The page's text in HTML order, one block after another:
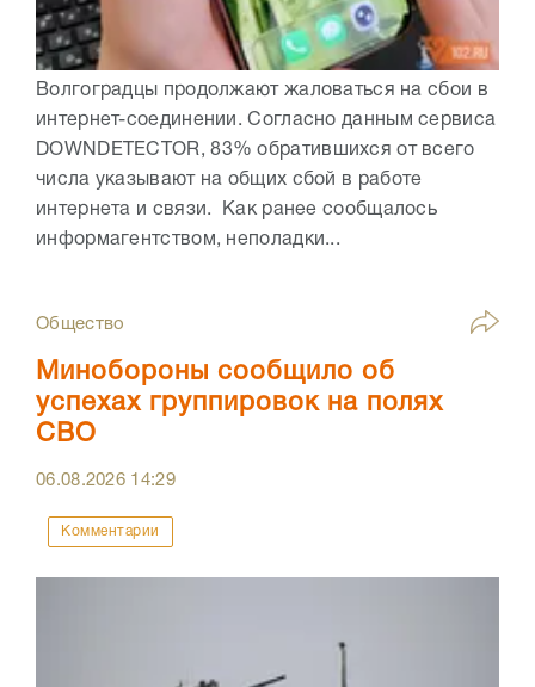
Волгоградцы продолжают жаловаться на сбои в
интернет-соединении. Согласно данным сервиса
DOWNDETECTOR, 83% обратившихся от всего
числа указывают на общих сбой в работе
интернета и связи. Как ранее сообщалось
информагентством, неполадки...
Общество
Минобороны сообщило об
успехах группировок на полях
СВО
06.08.2026 14:29
Комментарии